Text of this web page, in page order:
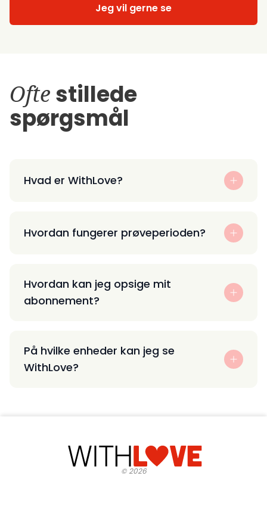
Jeg vil gerne se
Ofte stillede
spørgsmål
Hvad er WithLove?
Hvordan fungerer prøveperioden?
Hvordan kan jeg opsige mit
abonnement?
På hvilke enheder kan jeg se
WithLove?
©2026